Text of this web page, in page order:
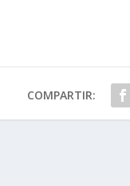
COMPARTIR: